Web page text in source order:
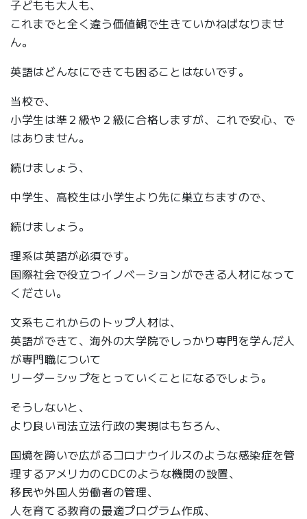
子どもも大人も、
これまでと全く違う価値観で生きていかねばなりませ
ん。
英語はどんなにできても困ることはないです。
当校で、
小学生は準２級や２級に合格しますが、これで安心、で
はありません。
続けましょう、
中学生、高校生は小学生より先に巣立ちますので、
続けましょう。
理系は英語が必須です。
国際社会で役立つイノベーションができる人材になって
ください。
文系もこれからのトップ人材は、
英語ができて、海外の大学院でしっかり専門を学んだ人
が専門職について
リーダーシップをとっていくことになるでしょう。
そうしないと、
より良い司法立法行政の実現はもちろん、
国境を跨いで広がるコロナウイルスのような感染症を管
理するアメリカのCDCのような機関の設置、
移民や外国人労働者の管理、
人を育てる教育の最適プログラム作成、